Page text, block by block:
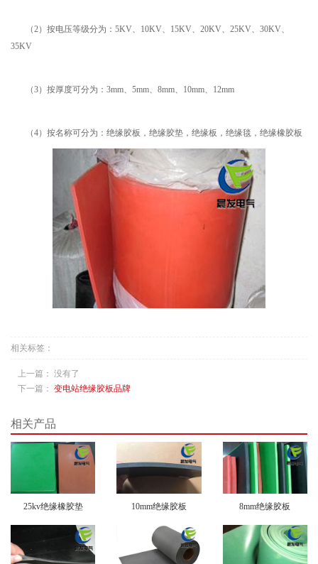
（2）按电压等级分为：5KV、10KV、15KV、20KV、25KV、30KV、
35KV
（3）按厚度可分为：3mm、5mm、8mm、10mm、12mm
（4）按名称可分为：绝缘胶板，绝缘胶垫，绝缘板，绝缘毯，绝缘橡胶板
相关标签：
上一篇： 没有了
下一篇： 变电站绝缘胶板品牌
相关产品
25kv绝缘橡胶垫 10mm绝缘胶板 8mm绝缘胶板